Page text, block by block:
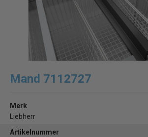
Mand 7112727
Merk
Liebherr
Artikelnummer